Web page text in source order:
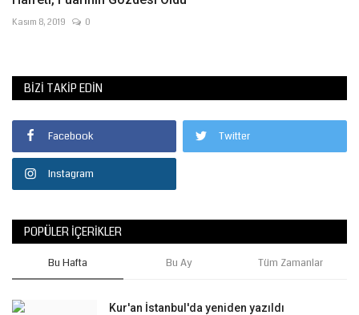
Kasım 8, 2019 0
BIZI TAKIP EDIN
Facebook Twitter
Instagram
POPÜLER İÇERIKLER
Bu Hafta Bu Ay Tüm Zamanlar
Kur'an İstanbul'da yeniden yazıldı